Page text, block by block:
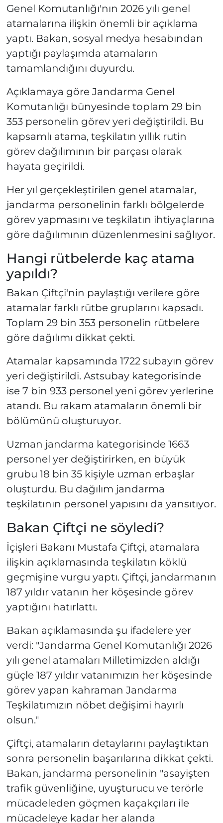
Genel Komutanlığı'nın 2026 yılı genel
atamalarına ilişkin önemli bir açıklama
yaptı. Bakan, sosyal medya hesabından
yaptığı paylaşımda atamaların
tamamlandığını duyurdu.
Açıklamaya göre Jandarma Genel
Komutanlığı bünyesinde toplam 29 bin
353 personelin görev yeri değiştirildi. Bu
kapsamlı atama, teşkilatın yıllık rutin
görev dağılımının bir parçası olarak
hayata geçirildi.
Her yıl gerçekleştirilen genel atamalar,
jandarma personelinin farklı bölgelerde
görev yapmasını ve teşkilatın ihtiyaçlarına
göre dağılımının düzenlenmesini sağlıyor.
Hangi rütbelerde kaç atama
yapıldı?
Bakan Çiftçi'nin paylaştığı verilere göre
atamalar farklı rütbe gruplarını kapsadı.
Toplam 29 bin 353 personelin rütbelere
göre dağılımı dikkat çekti.
Atamalar kapsamında 1722 subayın görev
yeri değiştirildi. Astsubay kategorisinde
ise 7 bin 933 personel yeni görev yerlerine
atandı. Bu rakam atamaların önemli bir
bölümünü oluşturuyor.
Uzman jandarma kategorisinde 1663
personel yer değiştirirken, en büyük
grubu 18 bin 35 kişiyle uzman erbaşlar
oluşturdu. Bu dağılım jandarma
teşkilatının personel yapısını da yansıtıyor.
Bakan Çiftçi ne söyledi?
İçişleri Bakanı Mustafa Çiftçi, atamalara
ilişkin açıklamasında teşkilatın köklü
geçmişine vurgu yaptı. Çiftçi, jandarmanın
187 yıldır vatanın her köşesinde görev
yaptığını hatırlattı.
Bakan açıklamasında şu ifadelere yer
verdi: "Jandarma Genel Komutanlığı 2026
yılı genel atamaları Milletimizden aldığı
güçle 187 yıldır vatanımızın her köşesinde
görev yapan kahraman Jandarma
Teşkilatımızın nöbet değişimi hayırlı
olsun."
Çiftçi, atamaların detaylarını paylaştıktan
sonra personelin başarılarına dikkat çekti.
Bakan, jandarma personelinin "asayişten
trafik güvenliğine, uyuşturucu ve terörle
mücadeleden göçmen kaçakçıları ile
mücadeleye kadar her alanda